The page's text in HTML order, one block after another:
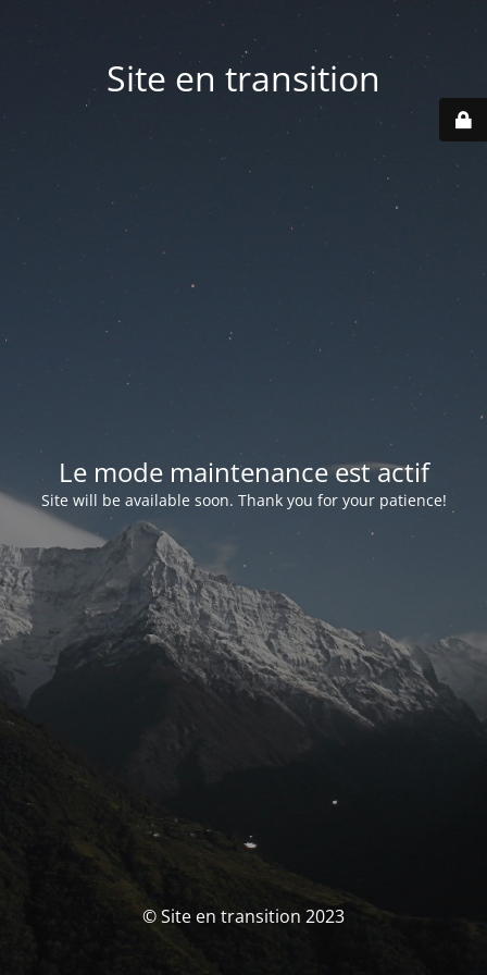
Site en transition
Le mode maintenance est actif
Site will be available soon. Thank you for your patience!
© Site en transition 2023